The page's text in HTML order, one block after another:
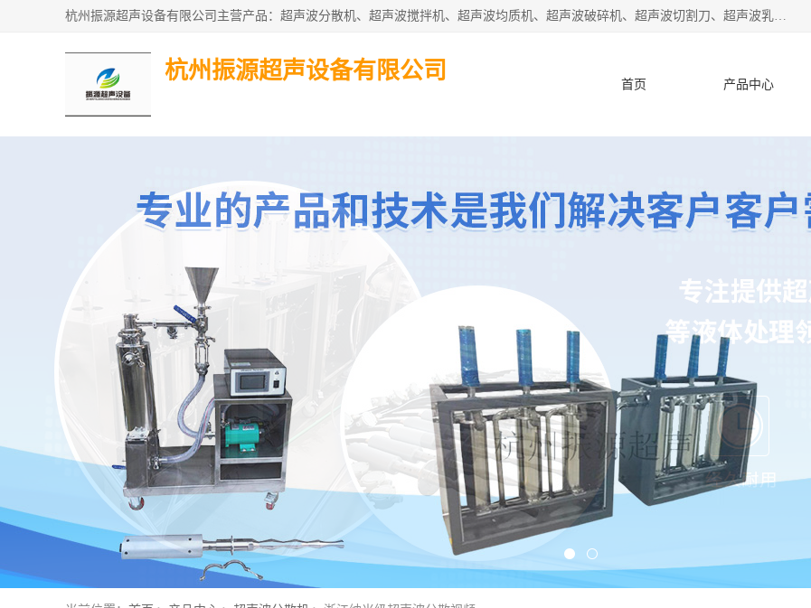
杭州振源超声设备有限公司主营产品：超声波分散机、超声波搅拌机、超声波均质机、超声波破碎机、超声波切割刀、超声波乳化机、超声波提取机、超声波振动棒等设备。秉承诚信经营、品质至上的服务宗旨，与多家企业建立了长期的合作关系。公司坚持以质量赢市场，以服务赢客户，始终以客户利益为中心。
杭州振源超声设备有限公司
首页 产品中心